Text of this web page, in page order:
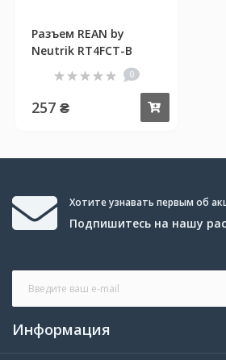
Разъем REAN by
Neutrik RT4FCT-B
0
257 ₴
Хотите узнавать первым об
Подпишитесь на нашу
Информация